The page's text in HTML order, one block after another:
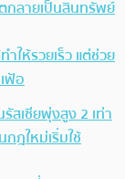
กลายเป็นสินทรัพย์
ให้รวยเร็ว แต่ช่วย
ฟ้อ
สเซียพุ่งสูง 2 เท่า
ฎใหม่เริ่มใช้